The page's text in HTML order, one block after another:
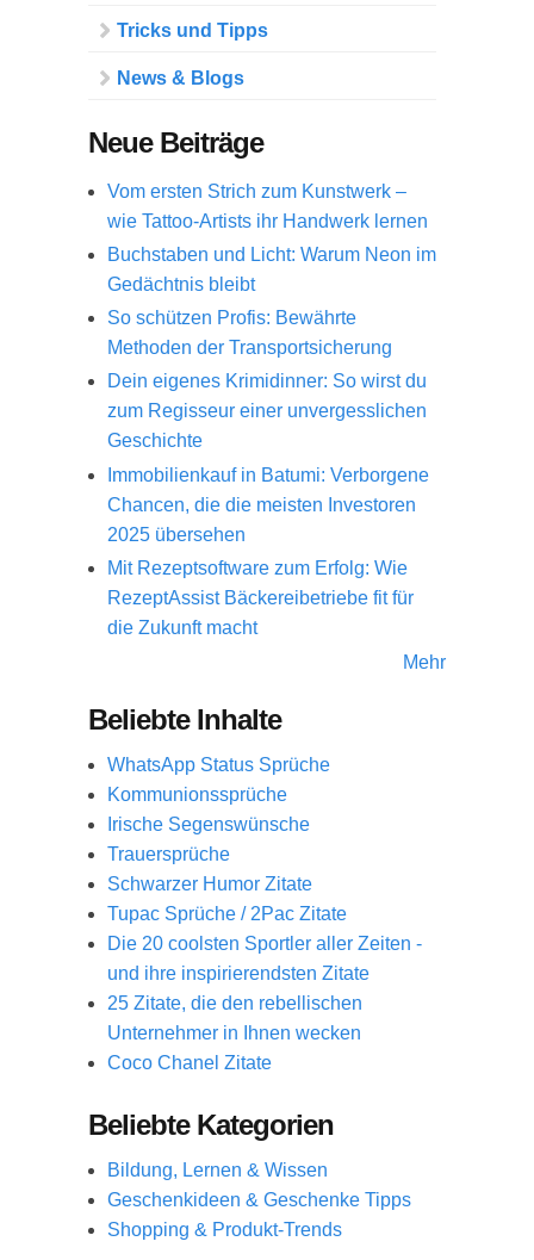
Tricks und Tipps
News & Blogs
Neue Beiträge
Vom ersten Strich zum Kunstwerk –
wie Tattoo-Artists ihr Handwerk lernen
Buchstaben und Licht: Warum Neon im
Gedächtnis bleibt
So schützen Profis: Bewährte
Methoden der Transportsicherung
Dein eigenes Krimidinner: So wirst du
zum Regisseur einer unvergesslichen
Geschichte
Immobilienkauf in Batumi: Verborgene
Chancen, die die meisten Investoren
2025 übersehen
Mit Rezeptsoftware zum Erfolg: Wie
RezeptAssist Bäckereibetriebe fit für
die Zukunft macht
Mehr
Beliebte Inhalte
WhatsApp Status Sprüche
Kommunionssprüche
Irische Segenswünsche
Trauersprüche
Schwarzer Humor Zitate
Tupac Sprüche / 2Pac Zitate
Die 20 coolsten Sportler aller Zeiten -
und ihre inspirierendsten Zitate
25 Zitate, die den rebellischen
Unternehmer in Ihnen wecken
Coco Chanel Zitate
Beliebte Kategorien
Bildung, Lernen & Wissen
Geschenkideen & Geschenke Tipps
Shopping & Produkt-Trends